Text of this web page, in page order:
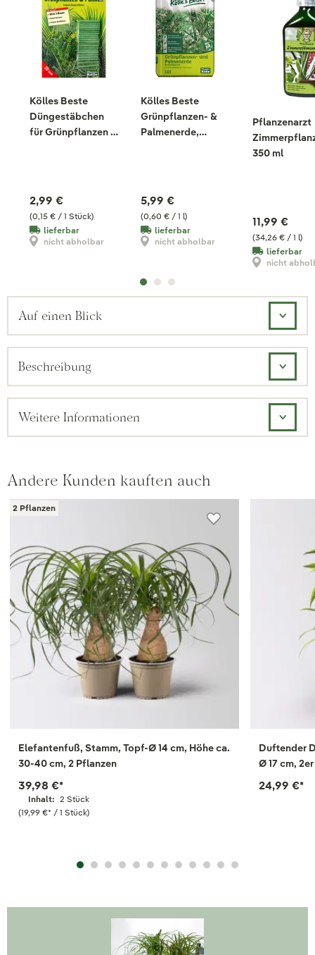
Kölles Beste
Düngestäbchen
für Grünpflanzen &
(0,15 € / 1 Stück)
2,99 €
lieferbar
nicht abholbar
Kölles Beste
Grünpflanzen- &
Palmenerde,
(0,60 € / 1 l)
5,99 €
lieferbar
nicht abholbar
Pflanzenarzt
350 ml
(34,26 € / 1 l)
11,99 €
lieferbar
nicht
Auf einen Blick
Beschreibung
Weitere Informationen
Andere Kunden kauften auch
2 Pflanzen
Elefantenfuß, Stamm, Topf-Ø 14 cm, Höhe ca.
30-40 cm, 2 Pflanzen
Inhalt: 2 Stück
(19,99 €* / 1 Stück)
39,98 €*
Duftender
Ø 17 cm,
24,99 €*